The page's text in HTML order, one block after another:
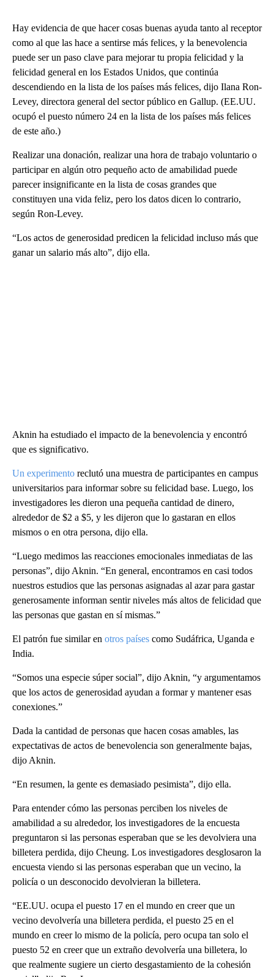
Hay evidencia de que hacer cosas buenas ayuda tanto al receptor
como al que las hace a sentirse más felices, y la benevolencia
puede ser un paso clave para mejorar tu propia felicidad y la
felicidad general en los Estados Unidos, que continúa
descendiendo en la lista de los países más felices, dijo Ilana Ron-
Levey, directora general del sector público en Gallup. (EE.UU.
ocupó el puesto número 24 en la lista de los países más felices
de este año.)
Realizar una donación, realizar una hora de trabajo voluntario o
participar en algún otro pequeño acto de amabilidad puede
parecer insignificante en la lista de cosas grandes que
constituyen una vida feliz, pero los datos dicen lo contrario,
según Ron-Levey.
“Los actos de generosidad predicen la felicidad incluso más que
ganar un salario más alto”, dijo ella.
Aknin ha estudiado el impacto de la benevolencia y encontró
que es significativo.
Un experimento reclutó una muestra de participantes en campus
universitarios para informar sobre su felicidad base. Luego, los
investigadores les dieron una pequeña cantidad de dinero,
alrededor de $2 a $5, y les dijeron que lo gastaran en ellos
mismos o en otra persona, dijo ella.
“Luego medimos las reacciones emocionales inmediatas de las
personas”, dijo Aknin. “En general, encontramos en casi todos
nuestros estudios que las personas asignadas al azar para gastar
generosamente informan sentir niveles más altos de felicidad que
las personas que gastan en sí mismas.”
El patrón fue similar en otros países como Sudáfrica, Uganda e
India.
“Somos una especie súper social”, dijo Aknin, “y argumentamos
que los actos de generosidad ayudan a formar y mantener esas
conexiones.”
Dada la cantidad de personas que hacen cosas amables, las
expectativas de actos de benevolencia son generalmente bajas,
dijo Aknin.
“En resumen, la gente es demasiado pesimista”, dijo ella.
Para entender cómo las personas perciben los niveles de
amabilidad a su alrededor, los investigadores de la encuesta
preguntaron si las personas esperaban que se les devolviera una
billetera perdida, dijo Cheung. Los investigadores desglosaron la
encuesta viendo si las personas esperaban que un vecino, la
policía o un desconocido devolvieran la billetera.
“EE.UU. ocupa el puesto 17 en el mundo en creer que un
vecino devolvería una billetera perdida, el puesto 25 en el
mundo en creer lo mismo de la policía, pero ocupa tan solo el
puesto 52 en creer que un extraño devolvería una billetera, lo
que realmente sugiere un cierto desgastamiento de la cohesión